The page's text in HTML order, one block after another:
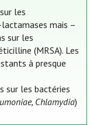
les
mais –
sur les
(MRSA). Les
à presque
sur les bactéries
Chlamydia)